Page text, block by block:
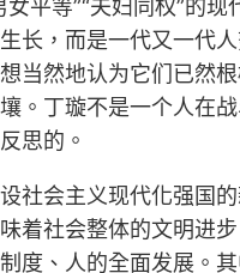
平等”“夫妇同权”的现
长，而是一代又一代
当然地认为它们已然
。丁璇不是一个人在
思的。
社会主义现代化强国
着社会整体的文明进
度、人的全面发展。